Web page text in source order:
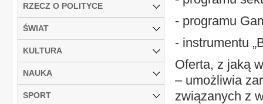
- programu
- instrumentu
Oferta, z jaką
– umożliwia
związanych z
RZECZ O POLITYCE
ŚWIAT
KULTURA
NAUKA
SPORT